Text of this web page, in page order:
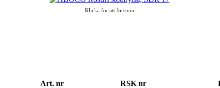
Klicka för att förstora
Art. nr RSK nr